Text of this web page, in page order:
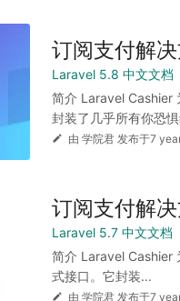
订阅支付解
Laravel 5.8 中文文档
简介 Laravel Cashier
封装了几乎所有你恐
由 学院君 发布于7
订阅支付解
Laravel 5.7 中文文档
简介 Laravel Cashier
式接口。它封装...
由 学院君 发布于7